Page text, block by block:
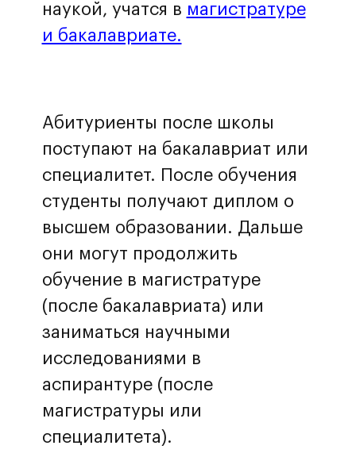
наукой, учатся в магистратуре
и бакалавриате.
Абитуриенты после школы
поступают на бакалавриат или
специалитет. После обучения
студенты получают диплом о
высшем образовании. Дальше
они могут продолжить
обучение в магистратуре
(после бакалавриата) или
заниматься научными
исследованиями в
аспирантуре (после
магистратуры или
специалитета).